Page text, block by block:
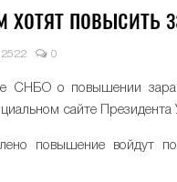
повысить
2522 0
СНБО о повышении
сайте Президента
повышение войдут